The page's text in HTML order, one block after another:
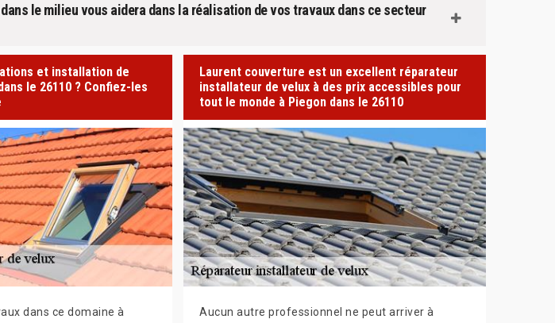
le milieu vous aidera dans la réalisation de vos travaux dans ce secteur
et installation de
le 26110 ? Confiez-les
dans ce domaine à
Laurent couverture est un excellent réparateur
installateur de velux à des prix accessibles pour
tout le monde à Piegon dans le 26110
Aucun autre professionnel ne peut arriver à